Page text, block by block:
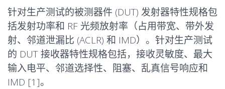
针对生产测试的被测器件 (DUT) 发射器特性规格包
括发射功率和 RF 光频放射率（占用带宽、带外发
射、邻道泄漏比 (ACLR) 和 IMD）。针对生产测试
的 DUT 接收器特性规格包括，接收灵敏度、最大
输入电平、邻道选择性、阻塞、乱真信号响应和
IMD [1]。